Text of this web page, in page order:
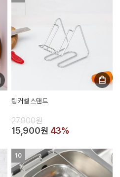
팅커벨 스탠드
27,900원
15,900원 43%
10